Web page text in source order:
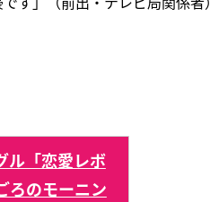
ル「恋愛レボ
ろのモーニン